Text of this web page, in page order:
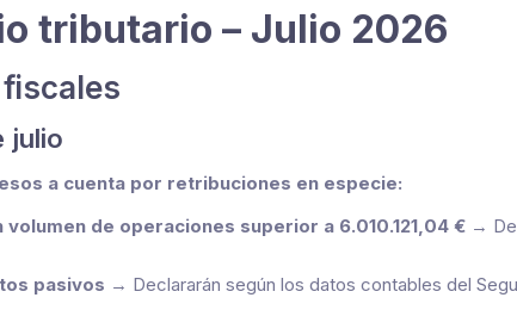
tributario – Julio 2026
julio
a cuenta por retribuciones en especie:
volumen de operaciones superior a 6.010.121,04 €→
pasivos → Declararán según los datos contables del